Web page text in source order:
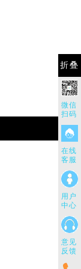
折叠
微信
扫码
在线
客服
用户
中心
意见
反馈